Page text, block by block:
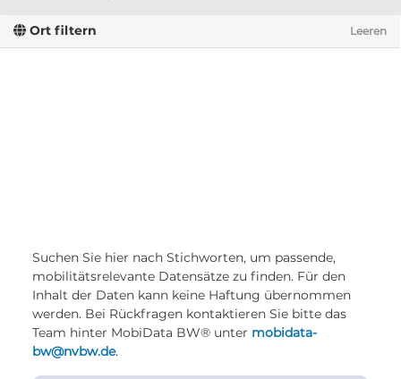
Ort filtern Leeren
Suchen Sie hier nach Stichworten, um passende,
mobilitätsrelevante Datensätze zu finden. Für den
Inhalt der Daten kann keine Haftung übernommen
werden. Bei Rückfragen kontaktieren Sie bitte das
Team hinter MobiData BW® unter mobidata-
bw@nvbw.de.